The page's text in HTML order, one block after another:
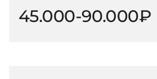
45.000-90.000₽